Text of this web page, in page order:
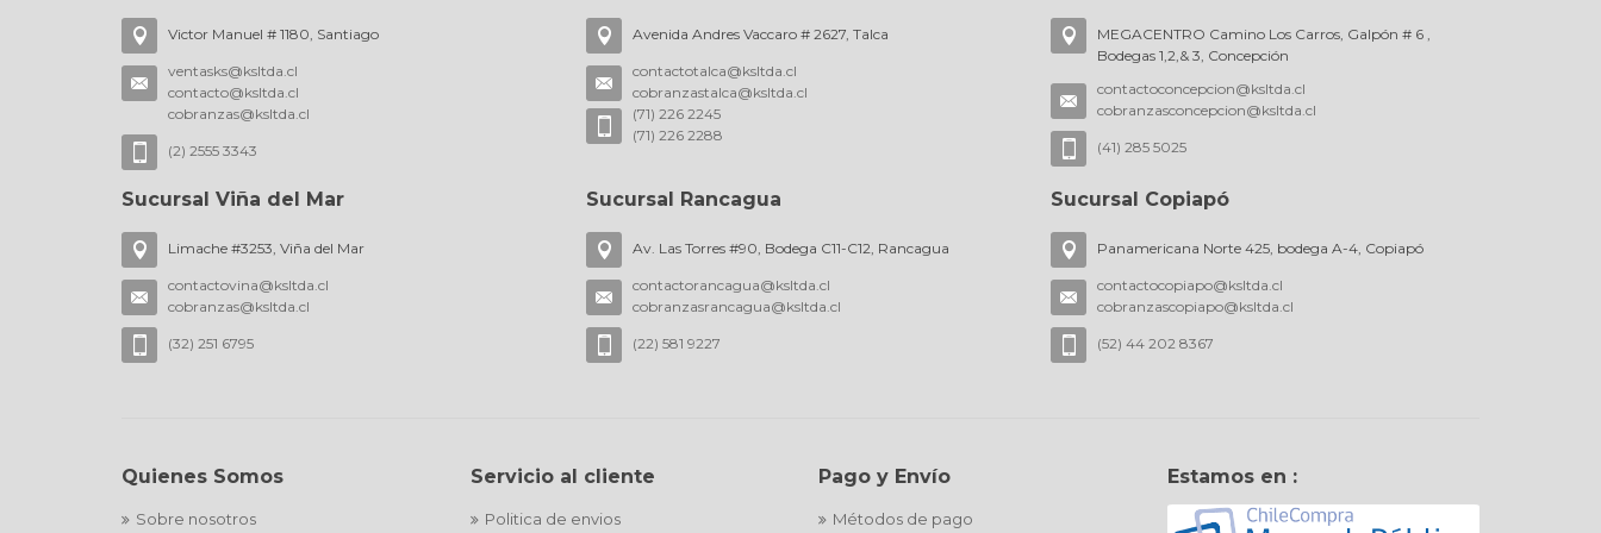
Victor Manuel # 1180, Santiago
ventasks@ksltda.cl
contacto@ksltda.cl
cobranzas@ksltda.cl
(2) 2555 3343
Avenida Andres Vaccaro # 2627, Talca
contactotalca@ksltda.cl
cobranzastalca@ksltda.cl
(71) 226 2245
(71) 226 2288
MEGACENTRO Camino Los Carros, Galpón # 6 ,
Bodegas 1,2,& 3, Concepción
contactoconcepcion@ksltda.cl
cobranzasconcepcion@ksltda.cl
(41) 285 5025
Sucursal Viña del Mar
Limache #3253, Viña del Mar
contactovina@ksltda.cl
cobranzas@ksltda.cl
(32) 251 6795
Sucursal Rancagua
Av. Las Torres #90, Bodega C11-C12, Rancagua
contactorancagua@ksltda.cl
cobranzasrancagua@ksltda.cl
(22) 581 9227
Sucursal Copiapó
Panamericana Norte 425, bodega A-4, Copiapó
contactocopiapo@ksltda.cl
cobranzascopiapo@ksltda.cl
(52) 44 202 8367
Quienes Somos
Sobre nosotros
Servicio al cliente
Politica de envios
Pago y Envío
Métodos de pago
Estamos en :